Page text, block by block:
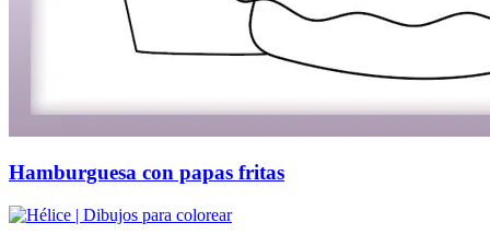
Hamburguesa con papas fritas